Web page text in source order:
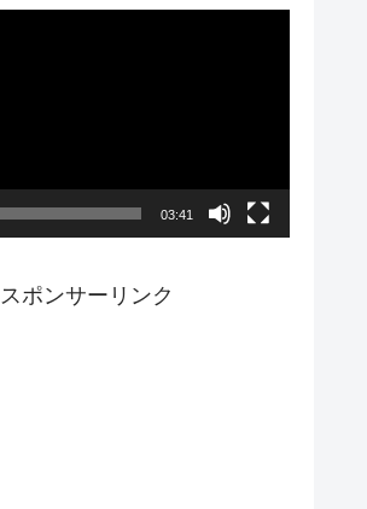
03:41
スポンサーリンク